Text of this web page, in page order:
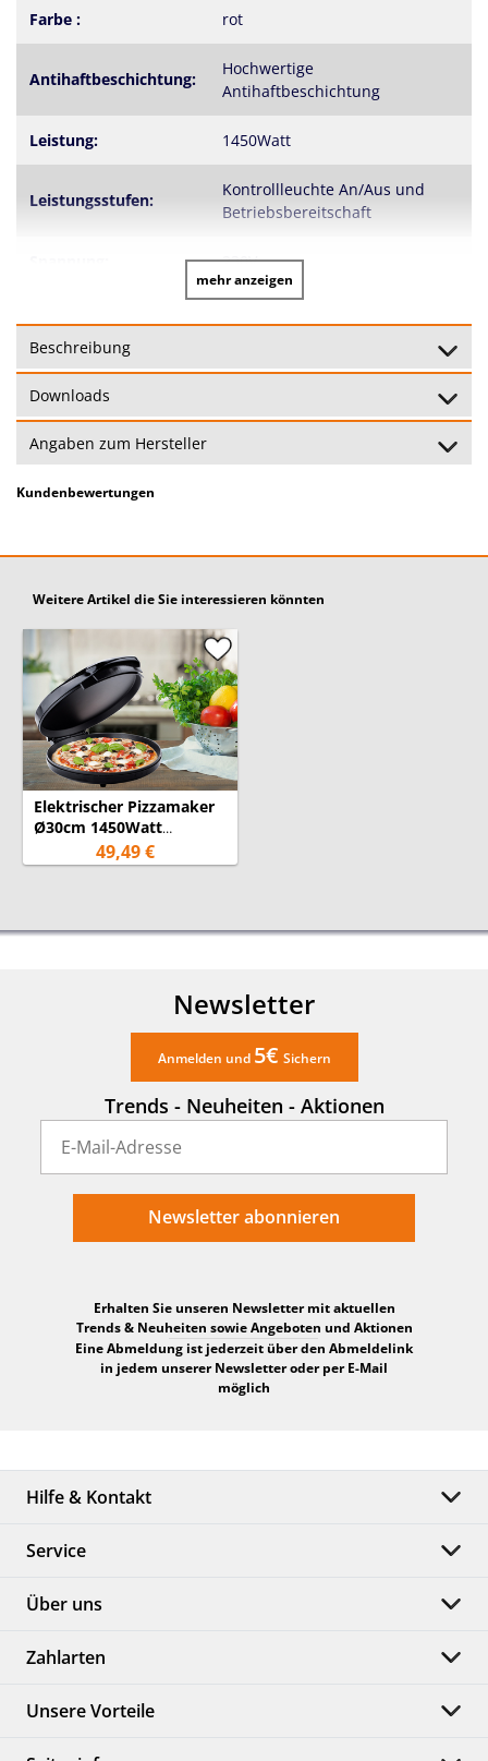
Farbe : rot
Antihaftbeschichtung:
Hochwertige
Antihaftbeschichtung
Leistung: 1450Watt
Leistungsstufen:
Kontrollleuchte An/Aus und
Betriebsbereitschaft
230V
geeignet für:
Durchgang:
mehr anzeigen
Beschreibung
Downloads
Angaben zum Hersteller
Kundenbewertungen
Weitere Artikel die Sie interessieren könnten
Elektrischer Pizzamaker
Ø30cm 1450Watt
Pizzapfanne auch für
Omelett & Quiche
49,49 €
Newsletter
Anmelden und 5€ Sichern
Trends - Neuheiten - Aktionen
Newsletter abonnieren
Erhalten Sie unseren Newsletter mit aktuellen
Trends & Neuheiten sowie Angeboten und Aktionen
Eine Abmeldung ist jederzeit über den Abmeldelink
in jedem unserer Newsletter oder per E-Mail
möglich
Hilfe & Kontakt
Service
Über uns
Zahlarten
Unsere Vorteile